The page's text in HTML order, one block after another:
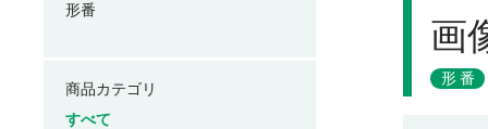
画
形番
形番
商品カテゴリ
すべて